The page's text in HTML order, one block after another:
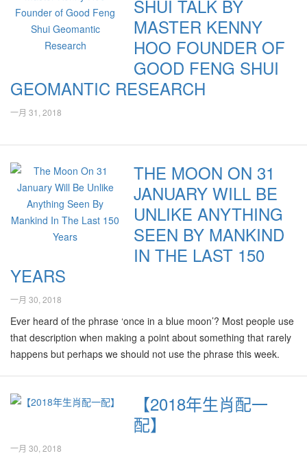
子母亲为了选择良好的环境教育孩子，就选择了多次的迁居。 因
此，来到现代的居家，外围也需要好的环境，才能帮助你在生活上
顺风顺水。
中的大儿子。如果屋子的东方有缺角，或摆放尖锐、杂乱又污浊的
物件，可能导致夫妇难怀上男宝宝！为加强生男宝宝的机率，除了
要确保东方位没有摆放尖锐、杂乱又污浊的物件，也可以在该位
置，摆设一些小男孩的图片，甚至玩具等。此外，也可以在东方
位，漆上比较热情、有活力、属阳的颜色系列，如粉棕色加青色，
也可提升怀上男孩的机率。如果卧房及屋子的东方位，漆上比较冷
的颜色，如深蓝色、灰色、黑色等比较属阴的色系，反而可能提升
最重要先研究屋子的东南方位。东南方代表长女，巽卦，即家中的
大女。如果屋子的东南方有缺角，或摆放尖锐、杂乱又污浊的物
件，可能导致夫妇难以怀上女宝宝！为加强生女的机率，除了要确
保东南方位没有摆放尖锐、杂乱又污浊的物件，也可以在该位置，
摆设一些小女孩的图片，甚至玩偶等。此外，也可以在东南方位，
漆上青绿色加粉棕色，可帮助提升怀上生女的机率。 笔者听闻有人
提倡在2018年里，在屋子的西方位放动水摆设，据闻可提升怀上宝
宝的机率。然而此举极可能带来反效果！因为在此年里二黑病符星
落在西方位，在此方位摆设动水，极可能弄巧反拙，导致家人全年
最重要是孩子们健康又快高长大，家庭就易幸福又美满！
期间里，在各个领域产生吉或凶的效应。 半岛东马走向旺盛 喜马拉
雅山脉就是这一期的重要看点。这是一条飞向南方的火龙，其足迹
途经尼珀尔、不丹、缅甸、泰国、至亚洲中国最南端的马来西亚与
新加坡。这一条火龙将在2024之2043年的风水9运里大放异彩！在
目前这阶段里，由现有的8运以及未来9运之气混合，看起来局势不
稳定以及有许多不确定元素，其实这都是吉气即将显现之前奏，尤
其是马来西亚半岛、东马以及整个东南亚即将进入非常吉利与旺盛
附近，有许多形状奇特，看起来像是被巨大力量挤压而成的山，内
里必定产生许多矿物质，包括锡、铁、水晶等。 在1880年，近打谷
（Kinta Valley）一带被发现蕴含丰富的锡米，近打区的锡矿开采便
吸引了许多矿工及矿主纷纷转移到该区去开办锡矿事业，也因此造
成了近打区华人人口迅速增涨。怡保随采锡业的兴起，是马来西亚
锡态开采的最主要产地，有“锡都”之称。怡保在马来西亚在19世纪末
与20世纪初的历史中出现许多名人以及成功人士，他们有许多引人
最多马赛迪的地区，甚至引起德国厂家的瞩目，前来该处考察。 怡
保有许多岩洞，里面建有古色古香的佛坛和寺庙，供奉各种神佛，
其中较有名的有三宝洞、霹雳洞、南天洞和极乐洞等。由此可见怡
保地区是个天然浑成，先天性带有许多吉祥灵气的好地方。 然而由
矿工业面临危机且开始节节败退，怡保就开始没落，其市道也一靡
不振了！ 怡保转好运 然而拥有优良的先天条件的怡保在近几年里，
尤其是目前风水8运尾与9运交接期里，由饮食以及旅游业等开始重
新带动活力！目前有不少来自外地的人们开始在这里置业，拥有好
该地点是过去几十年来某外国名牌产品的大厂所在，处于车水马龙
交通要道之交界处，风水地点极佳，因此在数年前开始向外发布此
发展计划时，的确引起不少轰动与回响，不少投资者对此房产计划
极为动心。 然而近期里却在市场上听闻有关发展计划面临滞销的窘
境，那些已经购买公寓单位的投资者面对难以转卖与出租的困扰。
尤其是目前房产的市道低迷，一些现有投资者甚至准备以低过原价
忍痛转手出让，然而却继续面对滞销的窘境！ 我起初也猜想这极有
道成为风水科目的教材吧！ 该房产发展计划综合了公寓、商场以及
办公楼，由于接近地铁站以及附近地区也已经发展成熟，因此在未
来很自然将是个应有尽有，自给自足的、综合娱乐、工作、健康家
庭生活的理想概念房产计划吧！ 怪异设计也牵连周遭 可是该商场入
口的设计却是有点奇怪。也许是有关的设计师为了标新立异或者是
童心未泯吧，竟然把它设计成看起来像是近年来大行其道、电影“变
形金刚”(Transformers) 的头脸设计！该入口的左右有双向的电梯，
物看起来像是舌头以及牙齿，加上菱形的额头以及在顶上的两根近
似耳朵的尖塔，看起来就是凶猛獠牙的魔鬼般，尤其是夜晚时分经
过该处时，有不少人曾有被惊吓的经验！ 奇怪的建筑物设计也可能
为周边环境带来影响，如上述商业大楼在开始启用后，在其人口左
筑物不断为该厂员工带来煞气以及厄运！ 可能在不久的将来，当对
面厂家聘请一些风水大师级人马来化解该煞气时，可能会被建议在
厂方范围里摆设一些为了抵挡或应对有关煞气的风水设计，并可能
衍生另一个在城里以“风水阵”互相对斗的场面，这也将会成为被人津
较弱：马、虎、鼠、狗、猴
的“三合”及“六合”。 三合是指其中3種生肖的人志趣相投、理念一
致，如果他們在一起行事，譬如是老闆和員工的關係，那就會合作
得很愉快，當然工作上也會更和睦順利，對公司發展有助益。 三合
是指其中3種生肖的人志趣相投、理念一致，如果他們在一起行事，
譬如是老闆和員工的關係，那就會合作得很愉快，當然工作上也會
更和睦順利，對公司發展有助益。 三合：猴、鼠、龍；虎、馬、
狗；豬、羊、兔；蛇、雞、牛。 六合併不是指6個人，而是指十二生
能互相提拔，共同成長，適合成為老闆、員工或朋友。 六合：鼠、
牛；虎、豬；兔、狗； 龍、雞；蛇、猴；馬、羊。 2018年職場配對
那麼在2018年的職場上，哪些生肖可以平步青雲，哪些生肖則平平
無奇呢？如果要加強自己的運勢，又應該選擇什麼生肖的人來和自
己搭配呢？ 許鴻方透露，蛇、牛、豬和羊這4個生肖，在2018年都
有比較旺的事業運和財運，如果他們剛好是老闆和員工，或上司和
團隊的關係，則可以產生更大的效應，讓業務蒸蒸日上。 他根據人
在不同的事業階段，作出了不同的分析和建議： 旺上加旺：兩個生
肖都很旺，在一起做生意能發大財。建議組合：蛇 + 牛；牛 + 豬；
羊 + 豬。 旺加平穩：要求事業平穩，譬如正要開發新市場，希望降
需要找合夥人。建議組合：蛇 + 豬；牛 + 虎。 開發新產品或市場：
平穩中求突破。建議組合：蛇 + 猴；龍 + 猴；虎、豬。 加倍努力、
預防損失：在2018年，有幾個生肖的事業運比較平淡，因此更需加
倍謹慎，以免在工作或財務上出現危機，他們是狗、龍、猴、虎、
馬、鼠。 2018年男女情侶 姻緣方面，2018年有一些生肖組合的情
侶感情已成熟穩定，應該更上一層樓，適合於今年結婚或生子。另
一方面，難免也有一些情侶在今年可能遇到阻滯，感情受到考驗。
許鴻方強調：”所謂的阻滯或考驗並非說他們今年會分手，而是提醒
SHUI TALK BY
MASTER KENNY
HOO FOUNDER OF
GOOD FENG SHUI
GEOMANTIC RESEARCH
一月 31, 2018
THE MOON ON 31
JANUARY WILL BE
UNLIKE ANYTHING
SEEN BY MANKIND
IN THE LAST 150
YEARS
一月 30, 2018
Ever heard of the phrase ‘once in a blue moon’? Most people use
that description when making a point about something that rarely
happens but perhaps we should not use the phrase this week.
【2018年生肖配一
配】
一月 30, 2018